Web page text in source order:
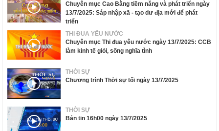
Chuyên mục Cao Bằng tiềm năng và phát triển ngày
13/7/2025: Sáp nhập xã - tạo dư địa mới để phát
triển
THI ĐUA YÊU NƯỚC
Chuyên mục Thi đua yêu nước ngày 13/7/2025: CCB
làm kinh tế giỏi, sống nghĩa tình
THỜI SỰ
Chương trình Thời sự tối ngày 13/7/2025
THỜI SỰ
Bản tin 16h00 ngày 13/7/2025